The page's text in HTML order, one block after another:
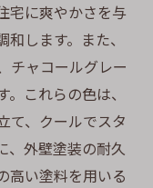
宅に爽やかさを与
します。また、
チャコールグレー
これらの色は、
て、クールでスタ
、外壁塗装の耐久
高い塗料を用いる